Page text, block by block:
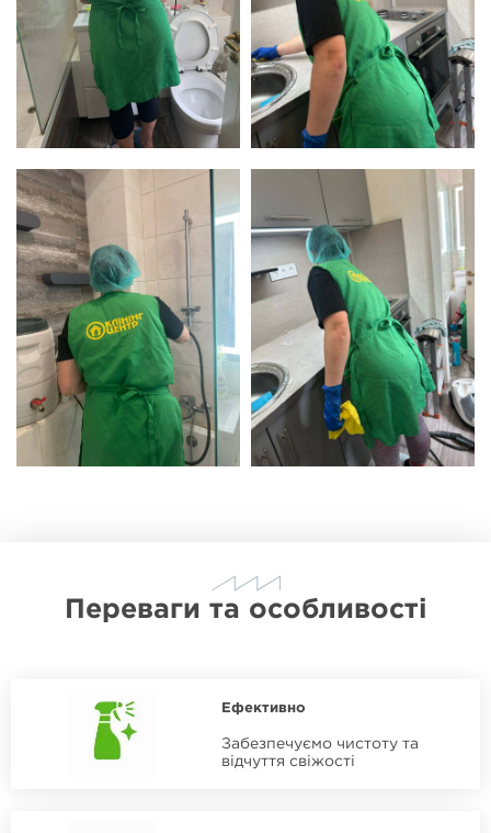
Переваги та особливості
Ефективно
Забезпечуємо чистоту та
відчуття свіжості